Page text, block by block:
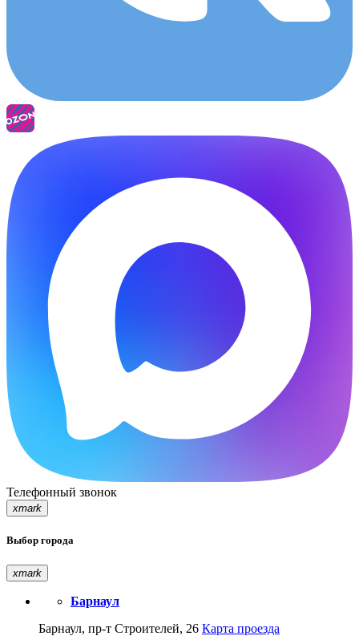
Телефонный звонок
xmark
Выбор города
xmark
Барнаул
Барнаул, пр-т Строителей, 26 Карта проезда